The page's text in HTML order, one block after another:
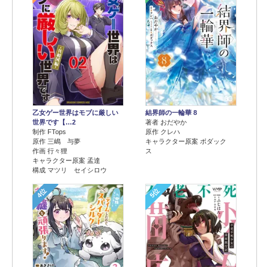
乙女ゲー世界はモブに厳しい
世界です【…2
制作 FTops
原作 三嶋 与夢
作画 行々狸
キャラクター原案 孟達
構成 マツリ セイシロウ
結界師の一輪華 8
著者 おだやか
原作 クレハ
キャラクター原案 ボダック
ス
4位 5位